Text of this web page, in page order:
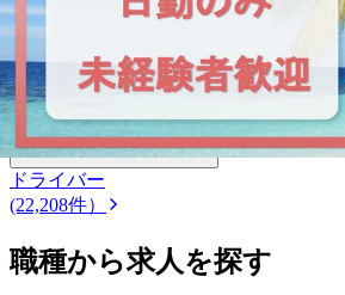
都道府県を変更
宮城県の市区町村を選ぶ
こだわり条件を追加する この条件で更に
ドライバー
(22,208件）
職種から求人を探す